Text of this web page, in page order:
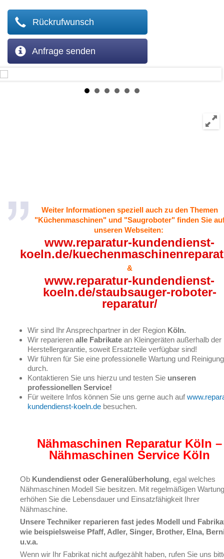
Rückrufwunsch
Anfrage senden
Weiter Informationen speziell auch zu den Themen
"Küchenmaschinen" und "Saugroboter" finden Sie
unseren Webseiten:
www.reparatur-kundendienst-
koeln.de/
&
www.reparatur-kundendienst-
koeln.de/staubsauger-roboter-
reparatur/
Wir sind Ihr Ansprechpartner in der Region Köln.
Wir reparieren alle Fabrikate an Kleingeräten außerhalb der
Herstellergarantie, soweit Ersatzteile verfügbar sind!
Wir führen für Sie eine professionelle Wartung und Reinigung
durch.
Kontaktieren Sie uns hierzu und testen Sie unseren
professionellen Service!
Für weitere Infos können Sie uns gerne auch auf
kundendienst-koeln.de besuchen.
Nähmaschinen Reparatur Köln –
Nähmaschinen Service Köln
Ob Kundendienst oder Generalüberholung, egal welches
Nähmaschinen Modell Sie besitzen. Mit regelmäßigen
erhöhen Sie die Lebensdauer und Einsatzfähigkeit Ihrer
Nähmaschine.
Unsere Techniker reparieren fast jedes Modell und
wie beispielsweise Pfaff, Adler, Singer, Brother, Elna,
u.v.a.
Wenn wir Ihr Fabrikat nicht aufgezählt haben, rufen Sie uns